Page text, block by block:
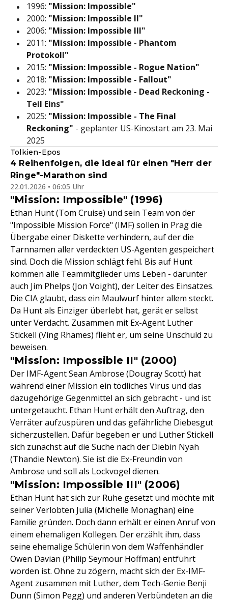
1996: "Mission: Impossible"
2000: "Mission: Impossible II"
2006: "Mission: Impossible III"
2011: "Mission: Impossible - Phantom
Protokoll"
2015: "Mission: Impossible - Rogue Nation"
2018: "Mission: Impossible - Fallout"
2023: "Mission: Impossible - Dead Reckoning -
Teil Eins"
2025: "Mission: Impossible - The Final
Reckoning" - geplanter US-Kinostart am 23. Mai
2025
Tolkien-Epos
4 Reihenfolgen, die ideal für einen "Herr der
Ringe"-Marathon sind
22.01.2026 • 06:05 Uhr
"Mission: Impossible" (1996)
Ethan Hunt (Tom Cruise) und sein Team von der
"Impossible Mission Force" (IMF) sollen in Prag die
Übergabe einer Diskette verhindern, auf der die
Tarnnamen aller verdeckten US-Agenten gespeichert
sind. Doch die Mission schlägt fehl. Bis auf Hunt
kommen alle Teammitglieder ums Leben - darunter
auch Jim Phelps (Jon Voight), der Leiter des Einsatzes.
Die CIA glaubt, dass ein Maulwurf hinter allem steckt.
Da Hunt als Einziger überlebt hat, gerät er selbst
unter Verdacht. Zusammen mit Ex-Agent Luther
Stickell (Ving Rhames) flieht er, um seine Unschuld zu
beweisen.
"Mission: Impossible II" (2000)
Der IMF-Agent Sean Ambrose (Dougray Scott) hat
während einer Mission ein tödliches Virus und das
dazugehörige Gegenmittel an sich gebracht - und ist
untergetaucht. Ethan Hunt erhält den Auftrag, den
Verräter aufzuspüren und das gefährliche Diebesgut
sicherzustellen. Dafür begeben er und Luther Stickell
sich zunächst auf die Suche nach der Diebin Nyah
(Thandie Newton). Sie ist die Ex-Freundin von
Ambrose und soll als Lockvogel dienen.
"Mission: Impossible III" (2006)
Ethan Hunt hat sich zur Ruhe gesetzt und möchte mit
seiner Verlobten Julia (Michelle Monaghan) eine
Familie gründen. Doch dann erhält er einen Anruf von
einem ehemaligen Kollegen. Der erzählt ihm, dass
seine ehemalige Schülerin von dem Waffenhändler
Owen Davian (Philip Seymour Hoffman) entführt
worden ist. Ohne zu zögern, macht sich der Ex-IMF-
Agent zusammen mit Luther, dem Tech-Genie Benji
Dunn (Simon Pegg) und anderen Verbündeten an die